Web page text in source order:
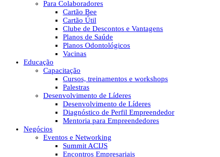
Para Colaboradores
Cartão Bee
Cartão Útil
Clube de Descontos e Vantagens
Planos de Saúde
Planos Odontológicos
Vacinas
Educação
Capacitação
Cursos, treinamentos e workshops
Palestras
Desenvolvimento de Líderes
Desenvolvimento de Líderes
Diagnóstico de Perfil Empreendedor
Mentoria para Empreendedores
Negócios
Eventos e Networking
Summit ACIJS
Encontros Empresariais